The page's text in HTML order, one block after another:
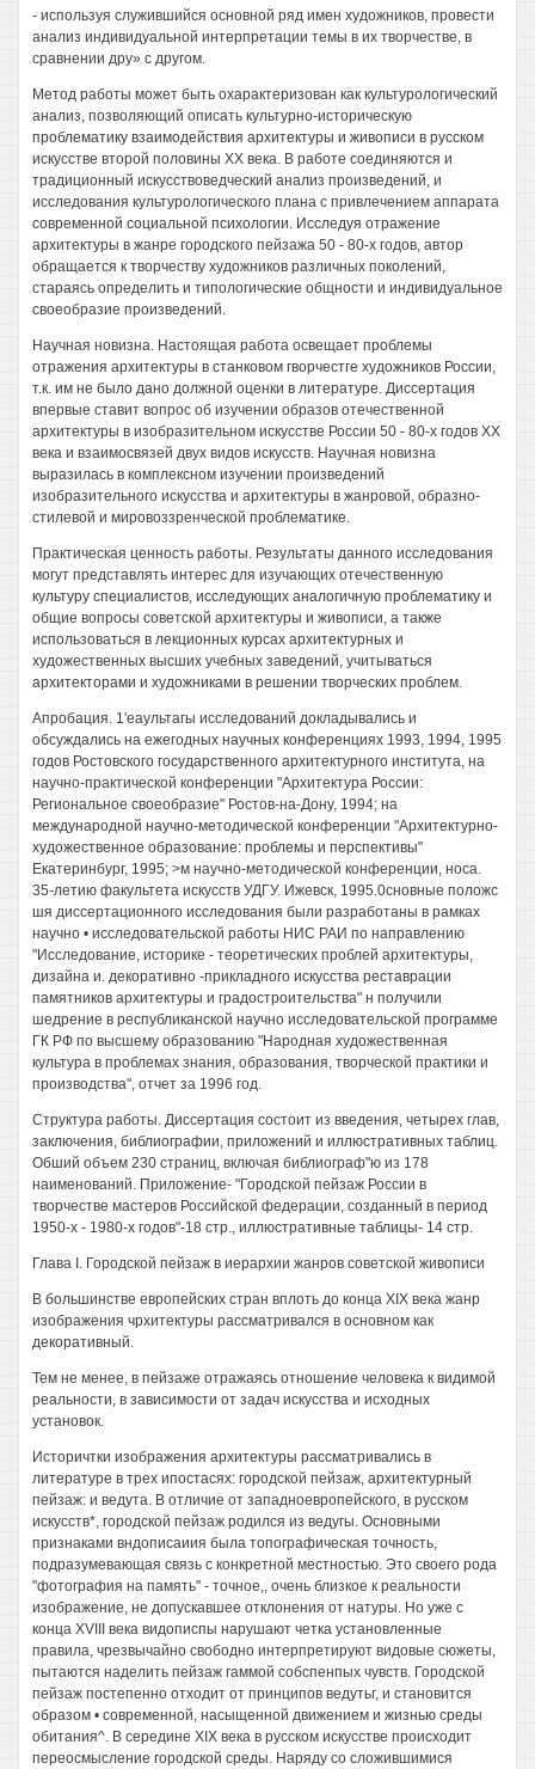
- используя служившийся основной ряд имен художников, провести
анализ индивидуальной интерпретации темы в их творчестве, в
сравнении дру» с другом.
Метод работы может быть охарактеризован как культурологический
анализ, позволяющий описать культурно-историческую
проблематику взаимодействия архитектуры и живописи в русском
искусстве второй половины XX века. В работе соединяются и
традиционный искусствоведческий анализ произведений, и
исследования культурологического плана с привлечением аппарата
современной социальной психологии. Исследуя отражение
архитектуры в жанре городского пейзажа 50 - 80-х годов, автор
обращается к творчеству художников различных поколений,
стараясь определить и типологические общности и индивидуальное
своеобразие произведений.
Научная новизна. Настоящая работа освещает проблемы
отражения архитектуры в станковом гворчестге художников России,
т.к. им не было дано должной оценки в литературе. Диссертация
впервые ставит вопрос об изучении образов отечественной
архитектуры в изобразительном искусстве России 50 - 80-х годов XX
века и взаимосвязей двух видов искусств. Научная новизна
выразилась в комплексном изучении произведений
изобразительного искусства и архитектуры в жанровой, образно-
стилевой и мировоззренческой проблематике.
Практическая ценность работы. Результаты данного исследования
могут представлять интерес для изучающих отечественную
культуру специалистов, исследующих аналогичную проблематику и
общие вопросы советской архитектуры и живописи, а также
использоваться в лекционных курсах архитектурных и
художественных высших учебных заведений, учитываться
архитекторами и художниками в решении творческих проблем.
Апробация. 1'еаультагы исследований докладывались и
обсуждались на ежегодных научных конференциях 1993, 1994, 1995
годов Ростовского государственного архитектурного института, на
научно-практической конференции "Архитектура России:
Региональное своеобразие" Ростов-на-Дону, 1994; на
международной научно-методической конференции "Архитектурно-
художественное образование: проблемы и перспективы"
Екатеринбург, 1995; >м научно-методической конференции, носа.
35-летию факультета искусств УДГУ. Ижевск, 1995.0сновные положс
шя диссертационного исследования были разработаны в рамках
научно • исследовательской работы НИС РАИ по направлению
"Исследование, историке - теоретических проблей архитектуры,
дизайна и. декоративно -прикладного искусства реставрации
памятников архитектуры и градостроительства" н получили
шедрение в республиканской научно исследовательской программе
ГК РФ по высшему образованию "Народная художественная
культура в проблемах знания, образования, творческой практики и
производства", отчет за 1996 год.
Структура работы. Диссертация состоит из введения, четырех глав,
заключения, библиографии, приложений и иллюстративных таблиц.
Обший объем 230 страниц, включая библиограф"ю из 178
наименований. Приложение- "Городской пейзаж России в
творчестве мастеров Российской федерации, созданный в период
1950-х - 1980-х годов"-18 стр., иллюстративные таблицы- 14 стр.
Глава I. Городской пейзаж в иерархии жанров советской живописи
В большинстве европейских стран вплоть до конца XIX века жанр
изображения чрхитектуры рассматривался в основном как
декоративный.
Тем не менее, в пейзаже отражаясь отношение человека к видимой
реальности, в зависимости от задач искусства и исходных
установок.
Историчтки изображения архитектуры рассматривались в
литературе в трех ипостасях: городской пейзаж, архитектурный
пейзаж: и ведута. В отличие от западноевропейского, в русском
искусств*, городской пейзаж родился из ведугы. Основными
признаками вндописаиия была топографическая точность,
подразумевающая связь с конкретной местностью. Это своего рода
"фотография на память" - точное,, очень близкое к реальности
изображение, не допускавшее отклонения от натуры. Но уже с
конца XVIII века видописпы нарушают четка установленные
правила, чрезвычайно свободно интерпретируют видовые сюжеты,
пытаются наделить пейзаж гаммой собспенпых чувств. Городской
пейзаж постепенно отходит от принципов ведутьг, и становится
образом • современной, насыщенной движением и жизнью среды
обитания^. В середине XIX века в русском искусстве происходит
переосмысление городской среды. Наряду со сложившимися